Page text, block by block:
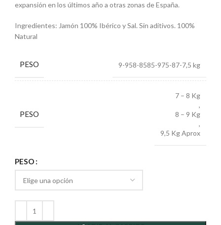
expansión en los últimos año a otras zonas de España.
Ingredientes: Jamón 100% Ibérico y Sal. Sin aditivos. 100%
Natural
PESO 9-958-8585-975-87-7,5 kg
PESO
7 – 8 Kg
,
8 – 9 Kg
,
9,5 Kg Aprox
PESO